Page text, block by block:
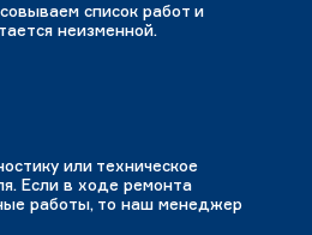
список работ и
неизменной.
или техническое
Если в ходе ремонта
работы, то наш менеджер